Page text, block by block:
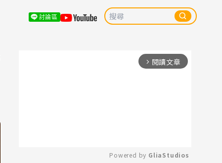
討論區
arrow_forward_ios 閱讀文章
Powered by GliaStudios